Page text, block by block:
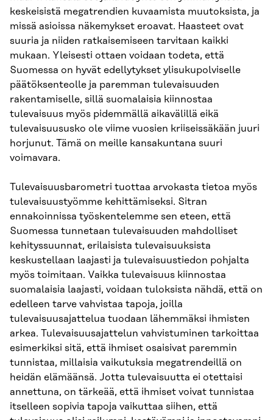
keskeisistä megatrendien kuvaamista muutoksista, ja
missä asioissa näkemykset eroavat. Haasteet ovat
suuria ja niiden ratkaisemiseen tarvitaan kaikki
mukaan. Yleisesti ottaen voidaan todeta, että
Suomessa on hyvät edellytykset ylisukupolviselle
päätöksenteolle ja paremman tulevaisuuden
rakentamiselle, sillä suomalaisia kiinnostaa
tulevaisuus myös pidemmällä aikavälillä eikä
tulevaisuususko ole viime vuosien kriiseissäkään juuri
horjunut. Tämä on meille kansakuntana suuri
voimavara.
Tulevaisuusbarometri tuottaa arvokasta tietoa myös
tulevaisuustyömme kehittämiseksi. Sitran
ennakoinnissa työskentelemme sen eteen, että
Suomessa tunnetaan tulevaisuuden mahdolliset
kehityssuunnat, erilaisista tulevaisuuksista
keskustellaan laajasti ja tulevaisuustiedon pohjalta
myös toimitaan. Vaikka tulevaisuus kiinnostaa
suomalaisia laajasti, voidaan tuloksista nähdä, että on
edelleen tarve vahvistaa tapoja, joilla
tulevaisuusajattelua tuodaan lähemmäksi ihmisten
arkea. Tulevaisuusajattelun vahvistuminen tarkoittaa
esimerkiksi sitä, että ihmiset osaisivat paremmin
tunnistaa, millaisia vaikutuksia megatrendeillä on
heidän elämäänsä. Jotta tulevaisuutta ei otettaisi
annettuna, on tärkeää, että ihmiset voivat tunnistaa
itselleen sopivia tapoja vaikuttaa siihen, että